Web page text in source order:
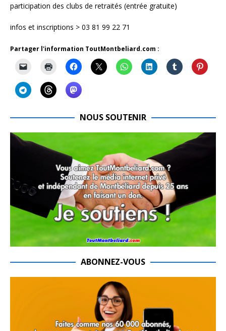
participation des clubs de retraités (entrée gratuite)
infos et inscriptions > 03 81 99 22 71
Partager l'information ToutMontbeliard.com :
NOUS SOUTENIR
ABONNEZ-VOUS